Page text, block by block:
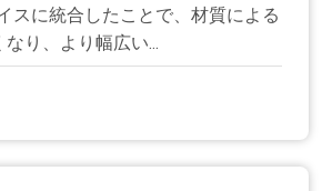
スに統合したことで、材質による
り、より幅広い...